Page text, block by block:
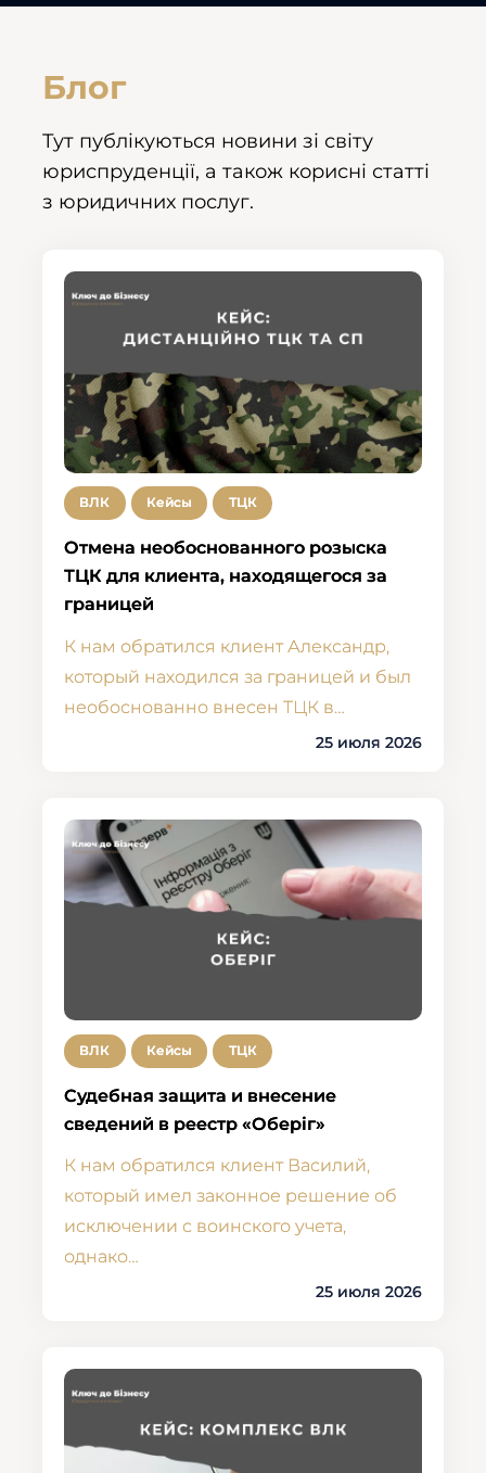
Блог
Тут публікуються новини зі світу
юриспруденції, а також корисні статті
з юридичних послуг.
ВЛК Кейсы ТЦК
Отмена необоснованного розыска
ТЦК для клиента, находящегося за
границей
К нам обратился клиент Александр,
который находился за границей и был
необоснованно внесен ТЦК в…
25 июля 2026
ВЛК Кейсы ТЦК
Судебная защита и внесение
сведений в реестр «Оберіг»
К нам обратился клиент Василий,
который имел законное решение об
исключении с воинского учета,
однако…
25 июля 2026